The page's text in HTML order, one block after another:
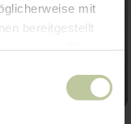
mit
bereitgestellt